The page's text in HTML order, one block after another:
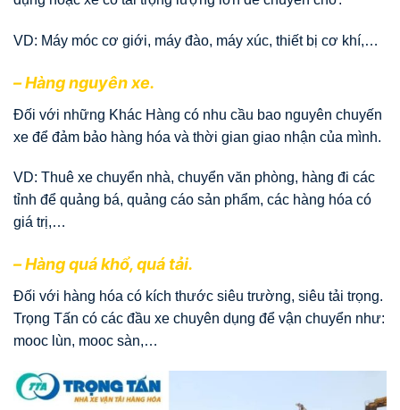
VD: Máy móc cơ giới, máy đào, máy xúc, thiết bị cơ khí,…
– Hàng nguyên xe.
Đối với những Khác Hàng có nhu cầu bao nguyên chuyến
xe để đảm bảo hàng hóa và thời gian giao nhận của mình.
VD: Thuê xe chuyển nhà, chuyển văn phòng, hàng đi các
tỉnh để quảng bá, quảng cáo sản phẩm, các hàng hóa có
giá trị,…
– Hàng quá khổ, quá tải.
Đối với hàng hóa có kích thước siêu trường, siêu tải trọng.
Trọng Tấn có các đầu xe chuyên dụng để vận chuyển như:
mooc lùn, mooc sàn,…